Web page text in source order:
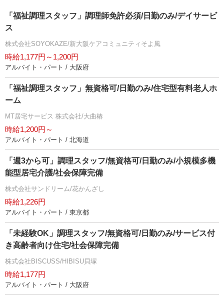
「福祉調理スタッフ」調理師免許必須/日勤のみ/デイサービ
ス
株式会社SOYOKAZE/新大阪ケアコミュニティそよ風
時給1,177円～1,200円
アルバイト・パート / 大阪府
「福祉調理スタッフ」無資格可/日勤のみ/住宅型有料老人ホ
ーム
MT居宅サービス 株式会社/大曲椿
時給1,200円～
アルバイト・パート / 北海道
「週3から可」調理スタッフ/無資格可/日勤のみ/小規模多機
能型居宅介護/社会保障完備
株式会社サンドリーム/花かんざし
時給1,226円
アルバイト・パート / 東京都
「未経験OK」調理スタッフ/無資格可/日勤のみ/サービス付
き高齢者向け住宅/社会保障完備
株式会社BISCUSS/HIBISU貝塚
時給1,177円
アルバイト・パート / 大阪府